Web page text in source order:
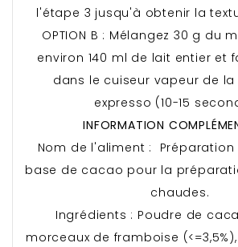
l'étape 3 jusqu'à obtenir la
OPTION B : Mélangez 30 g du
environ 140 ml de lait entier et
dans le cuiseur vapeur de
expresso (10-15
INFORMATION
Nom de l'aliment :
base de cacao pour la
chaudes.
Ingrédients : Poudre de
morceaux de framboise